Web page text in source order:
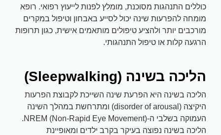
כוללים התנהגות מסוכנת, מומלץ לפנות לייעוץ רפואי. רופא
מומחה להפרעות שינה יכול לסייע באבחון וטיפול במקרים
מורכבים יותר ולהציע טיפולים מותאמים אישית, כגון תרופות
הרגעה קלות או טיפול התנהגותי.
הליכה בשינה (Sleepwalking)
הליכה בשינה היא הפרעת שינה השייכת לקבוצת הפרעות
היקיצה (disorder of arousal) ומתרחשת במהלך השינה
העמוקה בשלבי ה-NREM (Non-Rapid Eye Movement).
הליכה בשינה נפוצה בעיקר בקרב ילדים ומאופיינת